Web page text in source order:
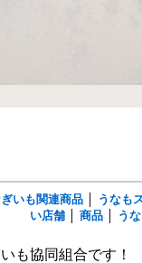
いも関連商品 うなも
い店舗
商品 う
も協同組合です！